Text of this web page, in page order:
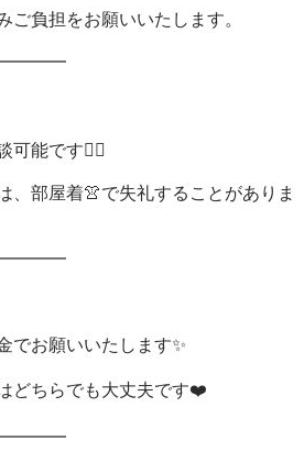
ご負担をお願いいたします。
可能です🙆‍♀️
、部屋着👚で失礼することがありま
でお願いいたします✨
どちらでも大丈夫です❤️